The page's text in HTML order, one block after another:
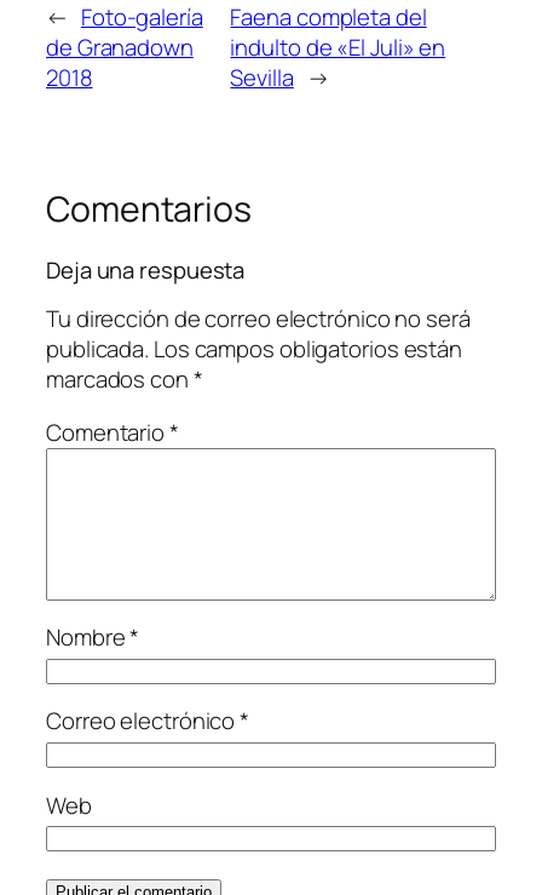
← Foto-galería
de Granadown
2018
Faena completa del
indulto de «El Juli» en
Sevilla →
Comentarios
Deja una respuesta
Tu dirección de correo electrónico no será
publicada. Los campos obligatorios están
marcados con*
Comentario*
Nombre*
Correo electrónico*
Web